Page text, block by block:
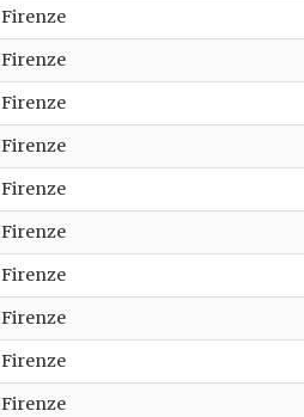
Firenze
Firenze
Firenze
Firenze
Firenze
Firenze
Firenze
Firenze
Firenze
Firenze